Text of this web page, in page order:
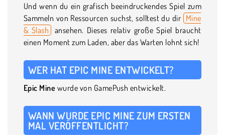
Und wenn du ein grafisch beeindruckendes Spiel zum
Sammeln von Ressourcen suchst, solltest du dir Mine
& Slash
ansehen. Dieses relativ große Spiel braucht
einen Moment zum Laden, aber das Warten lohnt sich!
WER HAT EPIC MINE ENTWICKELT?
Epic Mine wurde von GamePush entwickelt.
WANN WURDE EPIC MINE ZUM ERSTEN
MAL VERÖFFENTLICHT?